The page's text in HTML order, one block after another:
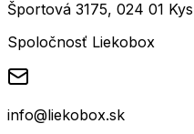
Športová 3175, 024 01
Spoločnosť Liekobox
info@liekobox.sk